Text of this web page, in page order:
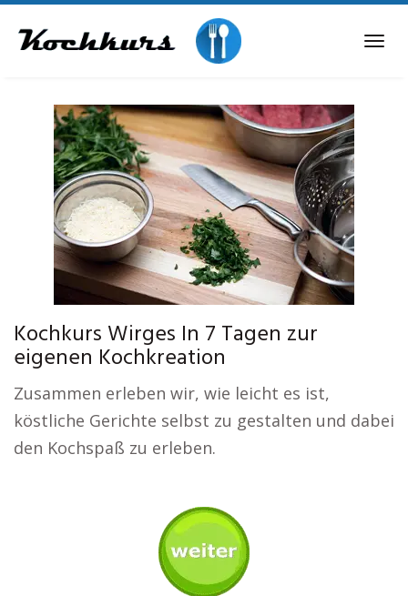
Kochkurs Wirges In 7 Tagen zur
eigenen Kochkreation
Zusammen erleben wir, wie leicht es ist,
köstliche Gerichte selbst zu gestalten und dabei
den Kochspaß zu erleben.